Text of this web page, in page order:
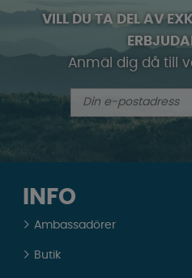
VILL DU TA DEL AV
Anmäl dig då till
INFO
Ambassadörer
Butik